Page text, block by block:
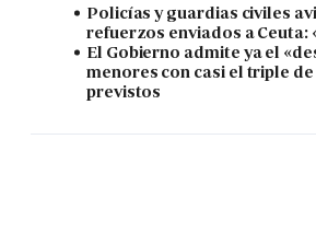
Policías y guardias civiles
refuerzos enviados a Ceuta:
El Gobierno admite ya el
menores con casi el triple
previstos